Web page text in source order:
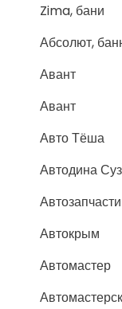
Zima, бани
Абсолют,
Авант
Авант
Авто Тёша
Автодина
Автозапчасти
Автокрым
Автомастер